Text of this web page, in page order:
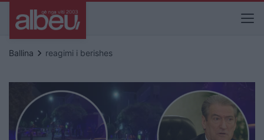
Ballina keyboard_arrow_right reagimi i berishes